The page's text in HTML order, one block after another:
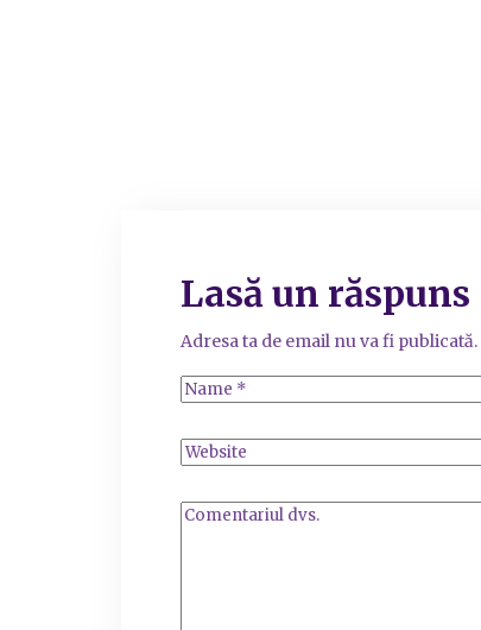
Lasă un răspuns
Adresa ta de email nu va fi publicată.